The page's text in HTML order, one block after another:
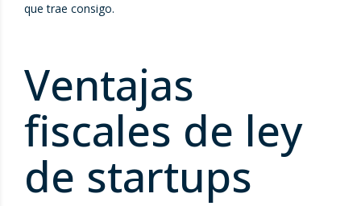
que trae consigo.
Ventajas
fiscales de ley
de startups